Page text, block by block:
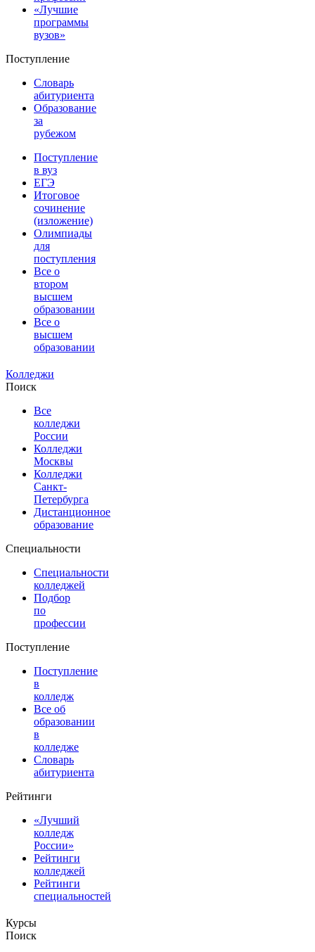
«Лучшие
программы
вузов»
Поступление
Словарь
абитуриента
Образование
за
рубежом
Поступление
в вуз
ЕГЭ
Итоговое
сочинение
(изложение)
Олимпиады
для
поступления
Все о
втором
высшем
образовании
Все о
высшем
образовании
Колледжи
Поиск
Все
колледжи
России
Колледжи
Москвы
Колледжи
Санкт-
Петербурга
Дистанционное
образование
Специальности
Специальности
колледжей
Подбор
по
профессии
Поступление
Поступление
в
колледж
Все об
образовании
в
колледже
Словарь
абитуриента
Рейтинги
«Лучший
колледж
России»
Рейтинги
колледжей
Рейтинги
специальностей
Курсы
Поиск